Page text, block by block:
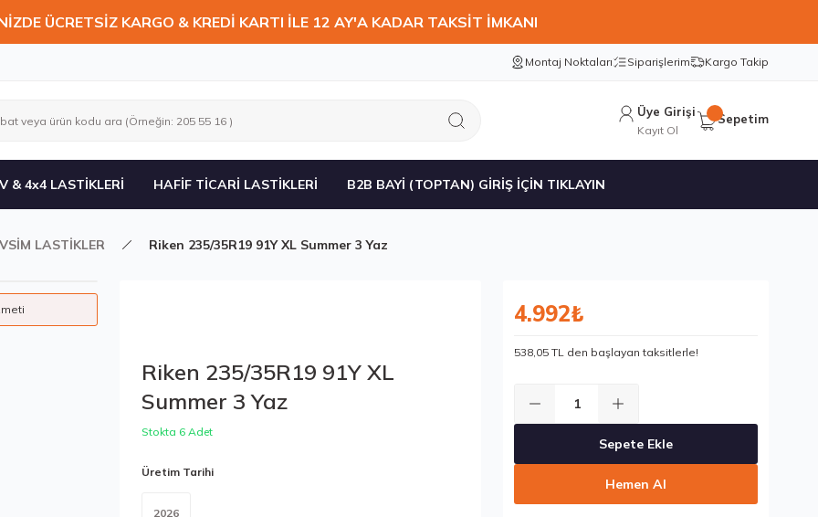
ÜCRETSİZ KARGO & KREDİ KARTI İLE 12 AY'A KADAR TAKSİT İMKANI
Montaj Noktaları Siparişlerim Kargo Takip
Üye Girişi
Kayıt Ol
Sepetim
& 4x4 LASTİKLERİ HAFİF TİCARİ LASTİKLERİ B2B BAYİ (TOPTAN) GİRİŞ İÇİN TIKLAYIN
LASTİKLER Riken 235/35R19 91Y XL Summer 3 Yaz
Riken 235/35R19 91Y XL
Summer 3 Yaz
Stokta 6 Adet
Üretim Tarihi
2026
4.992₺
538,05 TL den başlayan taksitlerle!
Sepete Ekle
Hemen Al